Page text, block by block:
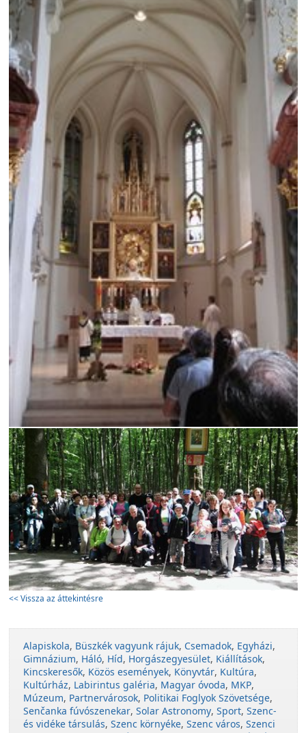
<< Vissza az áttekintésre
Alapiskola, Büszkék vagyunk rájuk, Csemadok, Egyházi,
Gimnázium, Háló, Híd, Horgászegyesület, Kiállítások,
Kincskeresők, Közös események, Könyvtár, Kultúra,
Kultúrház, Labirintus galéria, Magyar óvoda, MKP,
Múzeum, Partnervárosok, Politikai Foglyok Szövetsége,
Senčanka fúvószenekar, Solar Astronomy, Sport, Szenc-
és vidéke társulás, Szenc környéke, Szenc város, Szenci